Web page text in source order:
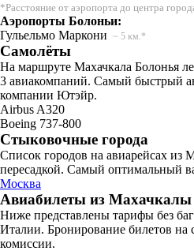
*Расстояние от аэропорта до центра
Аэропорты Болоньи:
Гульельмо Маркони ~ 5 км.*
Самолёты
На маршруте Махачкала Болонья
3 авиакомпаний. Самый быстрый
компании Ютэйр.
Airbus A320
Boeing 737-800
Стыковочные города
Список городов на авиарейсах из
пересадкой. Самый оптимальный
Москва
Авиабилеты из
Ниже представлены тарифы без
Италии. Бронирование билетов на
комиссии.